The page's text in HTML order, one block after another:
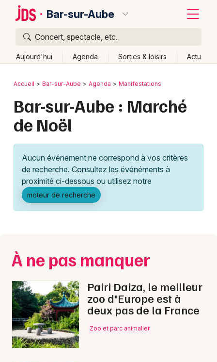
Bar-sur-Aube
Concert, spectacle, etc.
Aujourd'hui Agenda Sorties & loisirs Actu
Publier un événement
Grands événements
Activité & Expérience
Manifestations
Foires & salons
Concerts
Sports
Soirées
Sorties famille
Bordeaux
Colmar
Lille
Lyon
Marseille
Mulhouse
Nice
Paris
Strasbourg
Toulouse
Toutes les villes
Retour
Accueil Bar-sur-Aube Agenda Manifestations
Bar-sur-Aube : Marché
de Noël
Aucun événement ne correspond à vos critères
de recherche. Consultez les événéments à
proximité ci-dessous ou utilisez notre
moteur de recherche
À ne pas manquer
Pairi Daiza, le meilleur
zoo d'Europe est à
deux pas de la France
Zoo et parc animalier
Quoi ?
Où ?
Champagne-Ardenne
Partout
Près de moi
Changer de lieu
Aujourd'hui
Demain Ce week-end Autre